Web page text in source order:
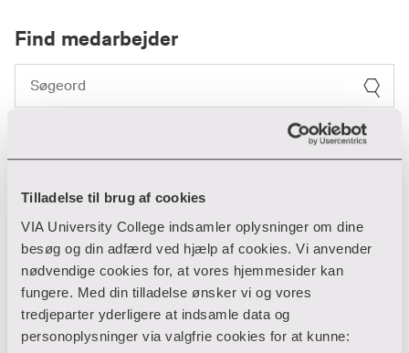
Tilladelse til brug af cookies
VIA University College indsamler oplysninger om dine
besøg og din adfærd ved hjælp af cookies. Vi anvender
nødvendige cookies for, at vores hjemmesider kan
fungere. Med din tilladelse ønsker vi og vores
tredjeparter yderligere at indsamle data og
personoplysninger via valgfrie cookies for at kunne:
Find medarbejder
1 resultater
Ulla Kirkedal
HR